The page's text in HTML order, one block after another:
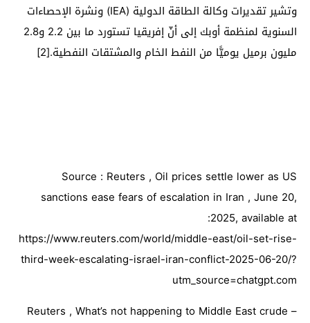
وتشير تقديرات وكالة الطاقة الدولية (IEA) ونشرة الإحصاءات
السنوية لمنظمة أوبك إلى أنّ إفريقيا تستورد ما بين 2.2 و2.8
مليون برميل يوميًّا من النفط الخام والمشتقات النفطية.[2]
Source : Reuters , Oil prices settle lower as US
sanctions ease fears of escalation in Iran , June 20,
2025, available at:
https://www.reuters.com/world/middle-east/oil-set-rise-
third-week-escalating-israel-iran-conflict-2025-06-20/?
utm_source=chatgpt.com
– Reuters , What’s not happening to Middle East crude